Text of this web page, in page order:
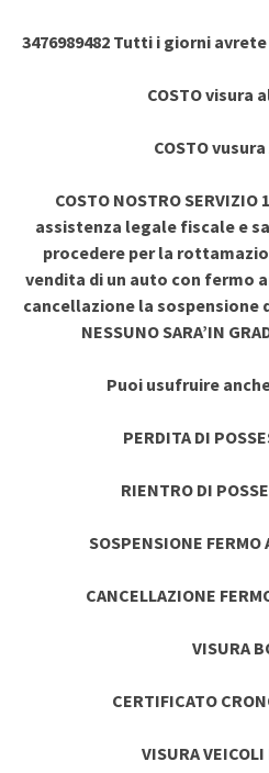
3476989482 Tutti i giorni
COSTO visura
COSTO vusura
COSTO NOSTRO
assistenza legale fiscale e
procedere per la
vendita di un auto con fermo
cancellazione la
NESSUNO SARA’IN
Puoi usufruire
PERDITA DI
RIENTRO DI
SOSPENSIONE
CANCELLAZIONE
VISURA
CERTIFICATO
VISURA